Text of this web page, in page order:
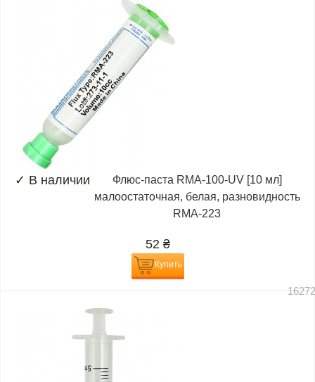
✓ В наличии
Флюс-паста RMA-100-UV [10 мл]
малоостаточная, белая, разновидность
RMA-223
52 ₴
Купить